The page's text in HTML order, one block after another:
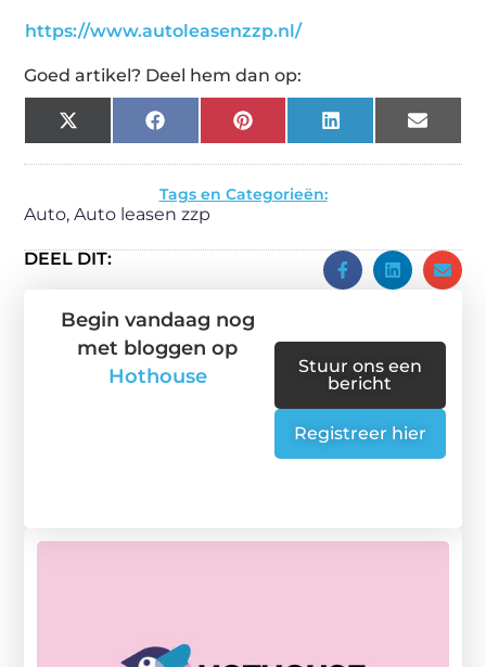
https://www.autoleasenzzp.nl/
Goed artikel? Deel hem dan op:
X
(Twitter)
FacebookPinterestLinkedIn Email
Tags en Categorieën:
Auto,Auto leasen zzp
DEEL DIT:
Begin vandaag nog
met bloggen op
Hothouse
Stuur ons een
bericht
Registreer hier